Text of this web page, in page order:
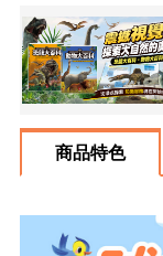
商品特色